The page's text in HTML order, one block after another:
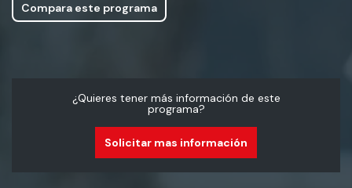
Compara este programa
¿Quieres tener más información de este
programa?
Solicitar mas información